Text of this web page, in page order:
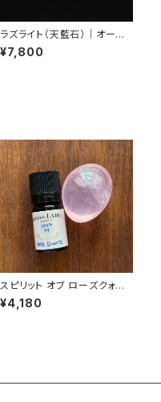
ラズライト（天藍石）｜オースト
リア産
¥7,800
スピリット オブ ローズクォー
ツ｜ Spirit of Rose Quart
z 5ml
¥4,180